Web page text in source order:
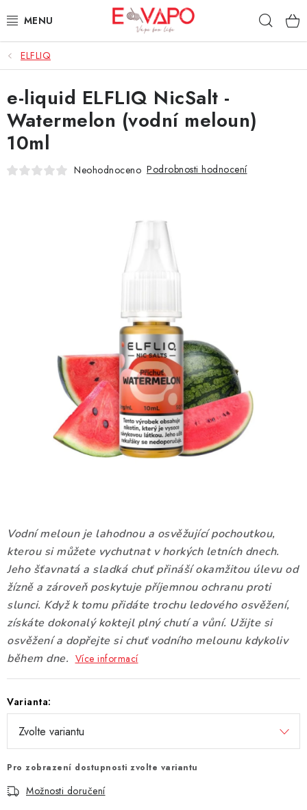
na
3D TISK
TIPY ZA DOBROU CENU
AROMATA A PŘÍCHUTĚ
BÁZE
ATOMIZÉRY A CARTRIDGE
BATERIE A NABÍJEČKY
GRIPY & MODY
PŘÍSLUŠENSTVÍ
ZNAČKY
Vše o nákupu Jak reklamovat či vrátit zboží
Recenze
Kontakty
Prodejny Volná místa
ELFLIQ
Vodní meloun je lahodnou a osvěžující pochoutkou,
kterou si můžete vychutnat v horkých letních dnech.
Jeho šťavnatá a sladká chuť přináší okamžitou úlevu od
žízně a zároveň poskytuje příjemnou ochranu proti
slunci. Když k tomu přidáte trochu ledového osvěžení,
získáte dokonalý koktejl plný chutí a vůní. Užijte si
osvěžení a dopřejte si chuť vodního melounu kdykoliv
během dne. Více informací
Varianta:
Pro zobrazení dostupnosti zvolte variantu
Možnosti doručení
e-liquid ELFLIQ NicSalt -
Watermelon (vodní meloun)
10ml
Neohodnoceno Podrobnosti hodnocení